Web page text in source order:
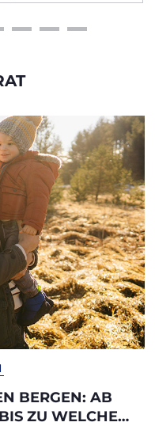
BERGEN: AB
ZU WELCHER